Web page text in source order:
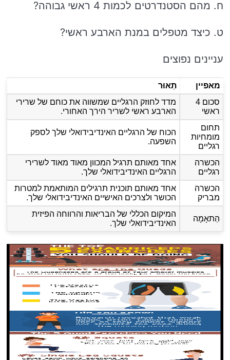
ח. מהם הסטנדרטים לכמות 4 ראשי גבוהה?
ט. כיצד מטפלים במנת הארבע ראשי?
עניינים נפוצים
מאפיין
תֵאוּר
סכום 4
ראשי
מדד לחוזק הרגליים שמשווה את כוחם של שרירי
הארבע ראשי לשריר הירך האחורי.
תחום
מומחיות
רגליים
הכוח של הרגליים האינדיבידואלי שלך לספק
השפעה.
הכשרה
רגליים
אחד מאותם תרגיל המכוון מאוד מאוד לשרירי
הרגליים האינדיבידואלי שלך.
הכשרה
מבריק
אחד מאותם תוכנית תרגילים המותאמת למטרות
הכושר ולצרכים האישיים האינדיבידואלי שלך.
הַתאָמָה
המיקום הכללי של הבריאות והרווחה הפיזית
האינדיבידואלי שלך.